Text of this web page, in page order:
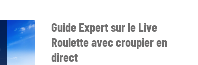
Guide Expert sur le Live
Roulette avec croupier en
direct